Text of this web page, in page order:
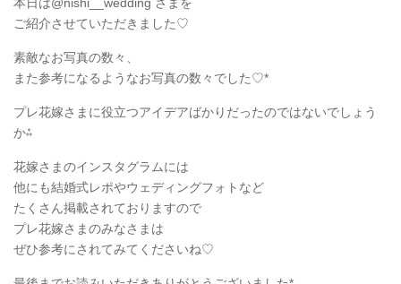
ご紹介させていただきました♡
素敵なお写真の数々、
また参考になるようなお写真の数々でした♡*
プレ花嫁さまに役立つアイデアばかりだったのではないでしょう
か⁂
花嫁さまのインスタグラムには
他にも結婚式レポやウェディングフォトなど
たくさん掲載されておりますので
プレ花嫁さまのみなさまは
ぜひ参考にされてみてくださいね♡